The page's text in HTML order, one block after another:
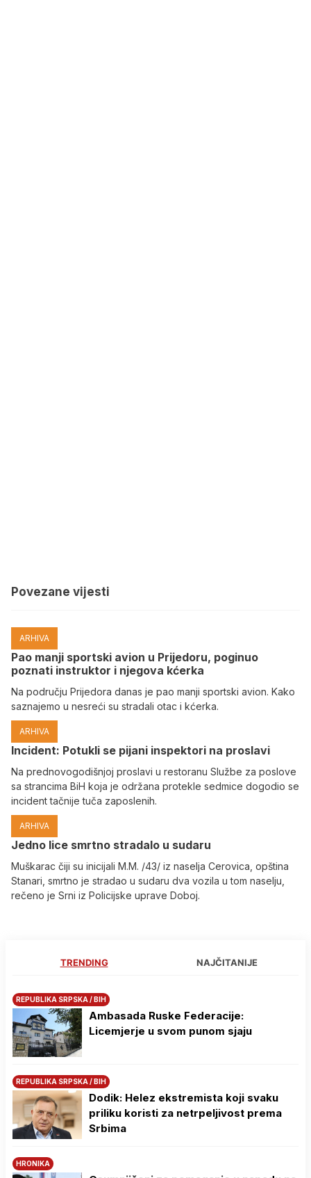
Povezane vijesti
ARHIVA
Pao manji sportski avion u Prijedoru, poginuo
poznati instruktor i njegova kćerka
Na području Prijedora danas je pao manji sportski avion. Kako
saznajemo u nesreći su stradali otac i kćerka.
ARHIVA
Incident: Potukli se pijani inspektori na proslavi
Na prednovogodišnjoj proslavi u restoranu Službe za poslove
sa strancima BiH koja je održana protekle sedmice dogodio se
incident tačnije tuča zaposlenih.
ARHIVA
Јedno lice smrtno stradalo u sudaru
Muškarac čiji su inicijali M.M. /43/ iz naselja Cerovica, opština
Stanari, smrtno je stradao u sudaru dva vozila u tom naselju,
rečeno je Srni iz Policijske uprave Doboj.
TRENDING NAJČITANIJE
REPUBLIKA SRPSKA / BIH
Ambasada Ruske Federacije:
Licemjerje u svom punom sjaju
REPUBLIKA SRPSKA / BIH
Dodik: Helez ekstremista koji svaku
priliku koristi za netrpeljivost prema
Srbima
HRONIKA